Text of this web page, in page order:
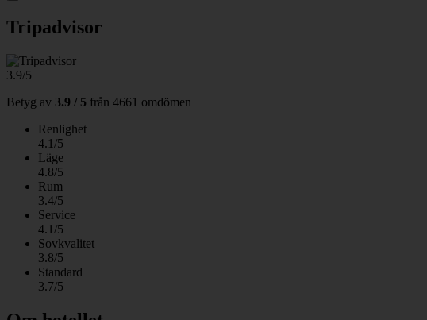
Tripadvisor
3.9/5
Betyg av 3.9 / 5 från 4661 omdömen
Renlighet
4.1/5
Läge
4.8/5
Rum
3.4/5
Service
4.1/5
Sovkvalitet
3.8/5
Standard
3.7/5